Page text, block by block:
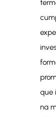
que
na